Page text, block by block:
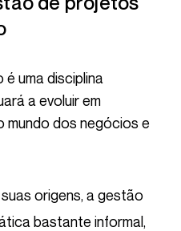
a evoluir em
mundo dos negócios e
suas origens, a gestão
bastante informal,